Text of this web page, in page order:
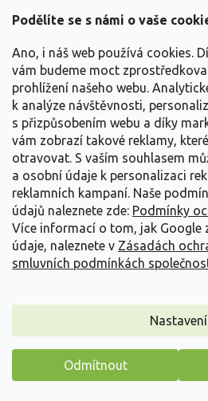
Podělíte se s námi o vaše
Ano, i náš web používá cookies.
vám budeme moct
prohlížení našeho webu.
k analýze návštěvnosti,
s přizpůsobením webu a díky
vám zobrazí takové reklamy,
otravovat. S vaším souhlasem
a osobní údaje k personalizaci
reklamních kampaní. Naše
údajů naleznete zde: Podmínky
Více informací o tom, jak Google
údaje, naleznete v Zásadách
smluvních podmínkách
Nastavení
Odmítnout
Vyprodáno
239 Kč / ks
Detail
vzhledem a živými barvami. Tento
Máme pro vás